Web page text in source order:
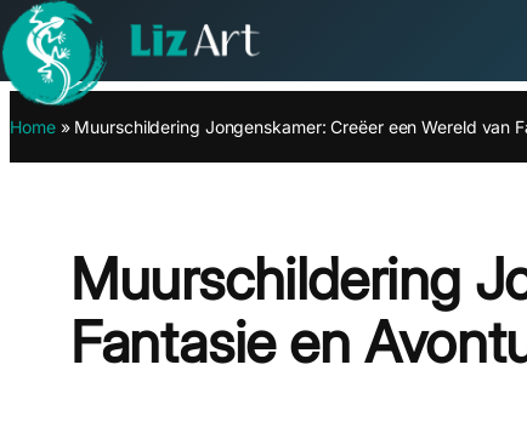
Ga
naar
de
Home» Muurschildering Jongenskamer: Creëer een Wereld van
Muurschildering
Fantasie en